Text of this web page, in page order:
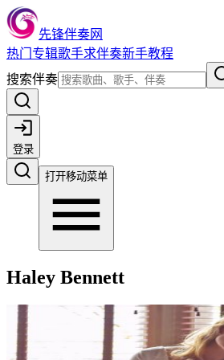
先锋伴奏网
热门 专辑歌手求伴奏新手教程
搜索伴奏
登录
打开移动菜单
Haley Bennett